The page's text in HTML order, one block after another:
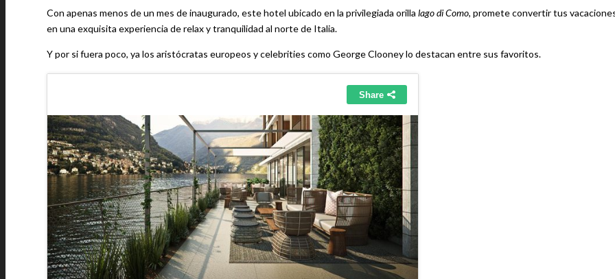
Con apenas menos de un mes de inaugurado, este hotel ubicado en la privilegiada orilla lago di Como, promete convertir tus
en una exquisita experiencia de relax y tranquilidad al norte de Italia.
Y por si fuera poco, ya los aristócratas europeos y celebrities como George Clooney lo destacan entre sus favoritos.